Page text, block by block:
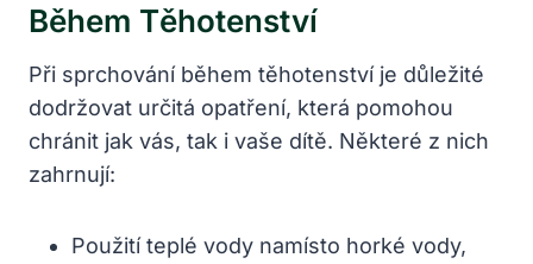
Během Těhotenství
Při sprchování během těhotenství je důležité
dodržovat určitá opatření, která pomohou
chránit jak vás, tak i vaše dítě. Některé z nich
zahrnují:
Použití teplé vody namísto horké vody,